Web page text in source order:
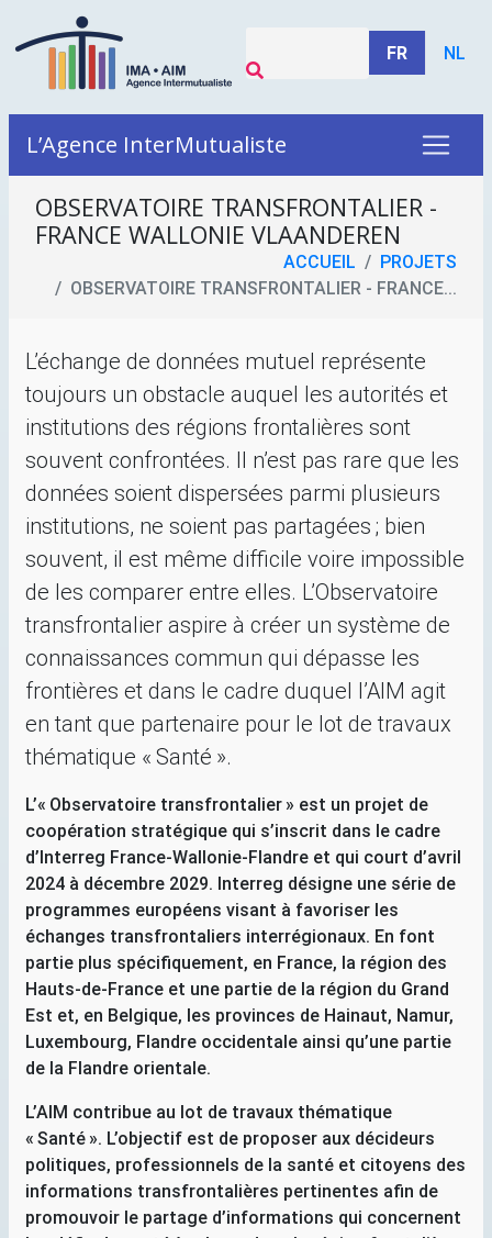
FR NL
L’Agence InterMutualiste
OBSERVATOIRE TRANSFRONTALIER -
FRANCE WALLONIE VLAANDEREN
ACCUEIL
PROJETS
OBSERVATOIRE TRANSFRONTALIER - FRANCE...
L’échange de données mutuel représente
toujours un obstacle auquel les autorités et
institutions des régions frontalières sont
souvent confrontées. Il n’est pas rare que les
données soient dispersées parmi plusieurs
institutions, ne soient pas partagées ; bien
souvent, il est même difficile voire impossible
de les comparer entre elles. L’Observatoire
transfrontalier aspire à créer un système de
connaissances commun qui dépasse les
frontières et dans le cadre duquel l’AIM agit
en tant que partenaire pour le lot de travaux
thématique « Santé ».
L’« Observatoire transfrontalier » est un projet de
coopération stratégique qui s’inscrit dans le cadre
d’Interreg France-Wallonie-Flandre et qui court d’avril
2024 à décembre 2029. Interreg désigne une série de
programmes européens visant à favoriser les
échanges transfrontaliers interrégionaux. En font
partie plus spécifiquement, en France, la région des
Hauts-de-France et une partie de la région du Grand
Est et, en Belgique, les provinces de Hainaut, Namur,
Luxembourg, Flandre occidentale ainsi qu’une partie
de la Flandre orientale.
L’AIM contribue au lot de travaux thématique
« Santé ». L’objectif est de proposer aux décideurs
politiques, professionnels de la santé et citoyens des
informations transfrontalières pertinentes afin de
promouvoir le partage d’informations qui concernent